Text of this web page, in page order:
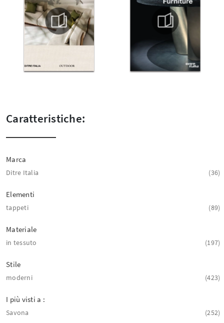
Caratteristiche:
Marca
Ditre Italia 36
Elementi
tappeti 89
Materiale
in tessuto 197
Stile
moderni 423
I più visti a :
Savona
252